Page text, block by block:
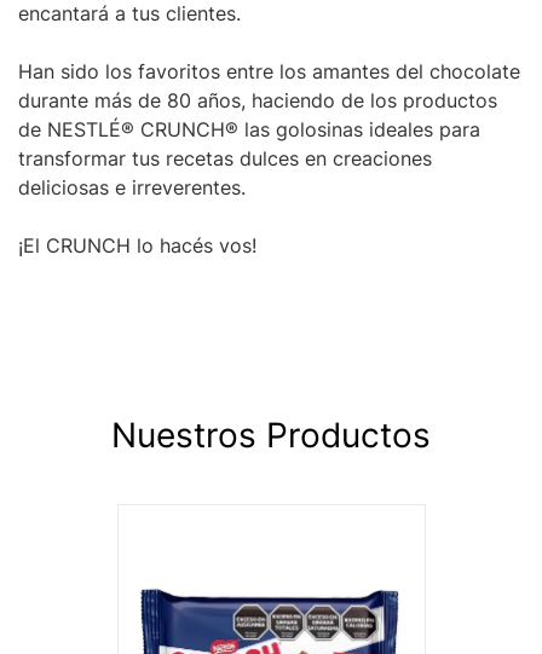
encantará a tus clientes.
Han sido los favoritos entre los amantes del chocolate
durante más de 80 años, haciendo de los productos
de NESTLÉ® CRUNCH® las golosinas ideales para
transformar tus recetas dulces en creaciones
deliciosas e irreverentes.
¡El CRUNCH lo hacés vos!
Nuestros Productos